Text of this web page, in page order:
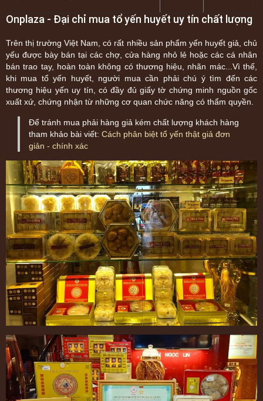
Onplaza - Đại chỉ mua tổ yến huyết uy tín chất lượng
Trên thị trường Việt Nam, có rất nhiều sản phẩm yến huyết giả, chủ
yếu được bày bán tại các chợ, cửa hàng nhỏ lẻ hoặc các cá nhân
bán trao tay, hoàn toàn không có thương hiệu, nhãn mác...Vì thế,
khi mua tổ yến huyết, người mua cần phải chú ý tìm đến các
thương hiệu yến uy tín, có đầy đủ giấy tờ chứng minh nguồn gốc
xuất xứ, chứng nhận từ những cơ quan chức năng có thẩm quyền.
Để tránh mua phải hàng giả kém chất lượng khách hàng
tham khảo bài viết: Cách phân biệt tổ yến thật giả đơn
giản - chính xác